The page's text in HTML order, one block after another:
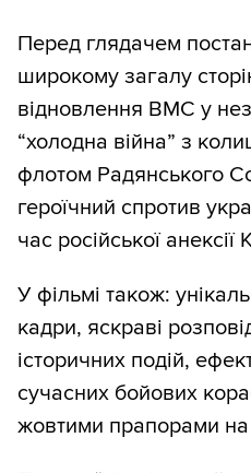
Перед глядачем
широкому загалу
відновлення ВМС у
“холодна війна” з
флотом Радянського
героїчний спротив
час російської анексії
У фільмі також:
кадри, яскраві
історичних подій,
сучасних бойових
жовтими прапорами